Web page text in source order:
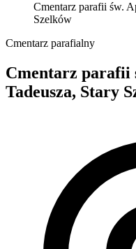
Cmentarz parafii św.
Szelków
Cmentarz parafialny
Cmentarz parafii
Tadeusza, Stary